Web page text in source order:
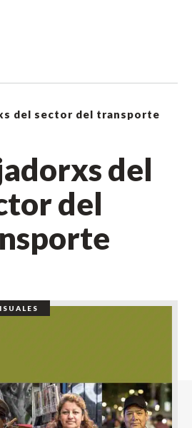
del sector del transporte
del
del